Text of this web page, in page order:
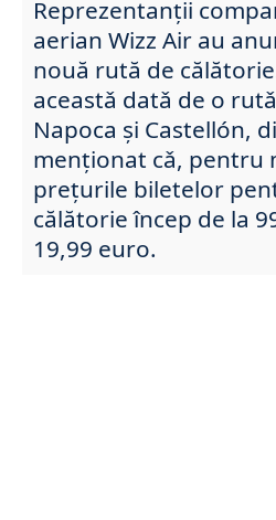
Reprezentanții
aerian Wizz Air au
nouă rută de
aceastǎ datǎ de o
Napoca şi Castellón,
menționat cǎ, pentru
prețurile biletelor
călătorie încep de la
19,99 euro.